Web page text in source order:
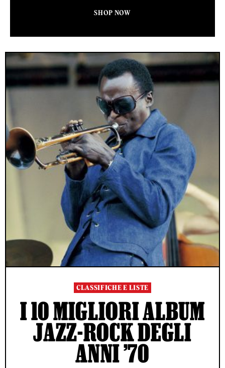
SHOP NOW
CLASSIFICHE E LISTE
I 10 MIGLIORI ALBUM
JAZZ-ROCK DEGLI
ANNI ’70